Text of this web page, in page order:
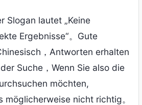
Slogan lautet „Keine
Ergebnisse“。Gute
，Antworten erhalten
Suche，Wenn Sie also die
möchten,
möglicherweise nicht richtig。